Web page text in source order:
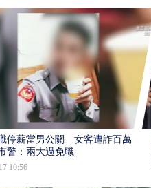
停薪當男公關 女客遭詐百萬提
警：兩大過免職
10:56